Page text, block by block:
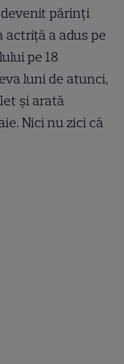
părinți
actriță a adus pe
pe 18
luni de atunci,
și arată
Nici nu zici că